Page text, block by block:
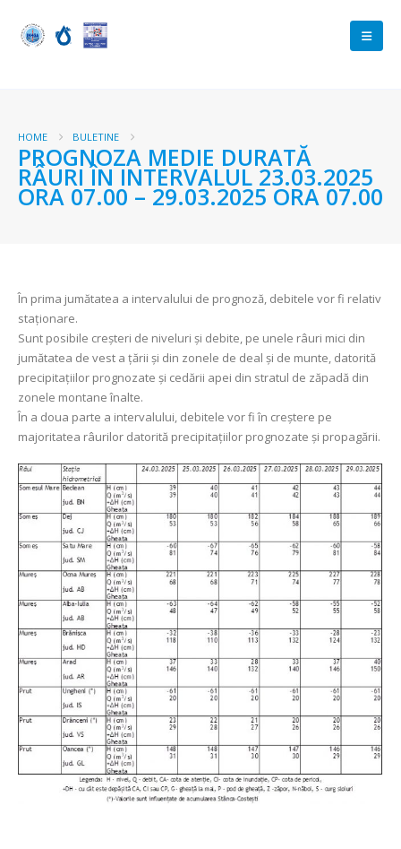
HOME BULETINE
PROGNOZA MEDIE DURATĂ
RÂURI ÎN INTERVALUL 23.03.2025
ORA 07.00 – 29.03.2025 ORA 07.00
În prima jumătatea a intervalului de prognoză, debitele vor fi relativ
staționare.
Sunt posibile creșteri de niveluri și debite, pe unele râuri mici din
jumătatea de vest a țării și din zonele de deal și de munte, datorită
precipitațiilor prognozate și cedării apei din stratul de zăpadă din
zonele montane înalte.
În a doua parte a intervalului, debitele vor fi în creștere pe
majoritatea râurilor datorită precipitațiilor prognozate și propagării.